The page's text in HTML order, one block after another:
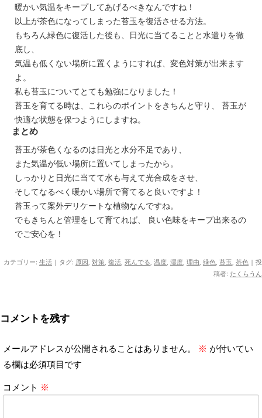
暖かい気温をキープしてあげるべきなんですね！
以上が茶色になってしまった苔玉を復活させる方法。
もちろん緑色に復活した後も、日光に当てることと水遣りを徹
底し、
気温も低くない場所に置くようにすれば、変色対策が出来ます
よ。
私も苔玉についてとても勉強になりました！
苔玉を育てる時は、これらのポイントをきちんと守り、 苔玉が
快適な状態を保つようにしますね。
まとめ
苔玉が茶色くなるのは日光と水分不足であり、
また気温が低い場所に置いてしまったから。
しっかりと日光に当てて水も与えて光合成をさせ、
そしてなるべく暖かい場所で育てると良いですよ！
苔玉って案外デリケートな植物なんですね。
でもきちんと管理をして育てれば、 良い色味をキープ出来るの
でご安心を！
カテゴリー: 生活 | タグ: 原因 対策 復活 死んでる 温度 湿度 理由 緑色 苔玉 茶色 | 投
稿者: たくらうん
コメントを残す
メールアドレスが公開されることはありません。 ※ が付いてい
る欄は必須項目です
コメント ※